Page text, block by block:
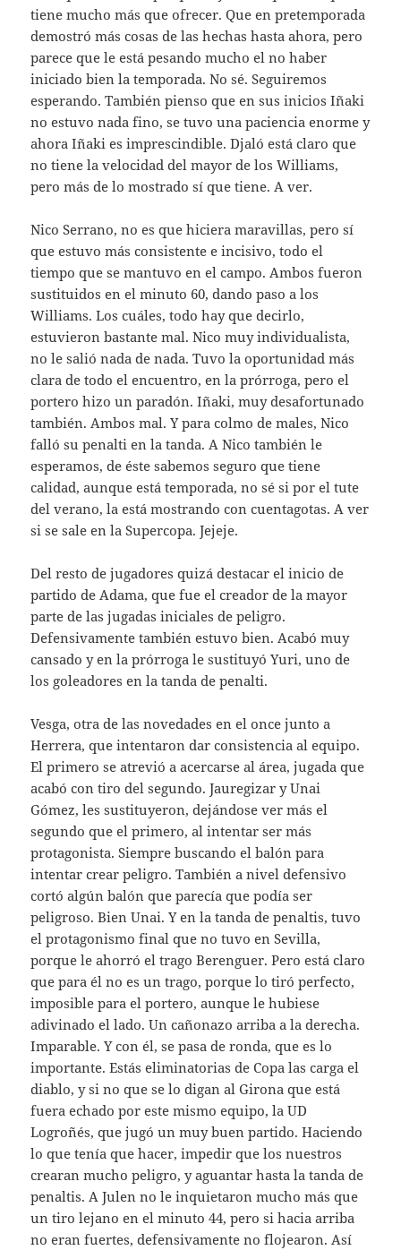
tiene mucho más que ofrecer. Que en pretemporada
demostró más cosas de las hechas hasta ahora, pero
parece que le está pesando mucho el no haber
iniciado bien la temporada. No sé. Seguiremos
esperando. También pienso que en sus inicios Iñaki
no estuvo nada fino, se tuvo una paciencia enorme y
ahora Iñaki es imprescindible. Djaló está claro que
no tiene la velocidad del mayor de los Williams,
pero más de lo mostrado sí que tiene. A ver.
Nico Serrano, no es que hiciera maravillas, pero sí
que estuvo más consistente e incisivo, todo el
tiempo que se mantuvo en el campo. Ambos fueron
sustituidos en el minuto 60, dando paso a los
Williams. Los cuáles, todo hay que decirlo,
estuvieron bastante mal. Nico muy individualista,
no le salió nada de nada. Tuvo la oportunidad más
clara de todo el encuentro, en la prórroga, pero el
portero hizo un paradón. Iñaki, muy desafortunado
también. Ambos mal. Y para colmo de males, Nico
falló su penalti en la tanda. A Nico también le
esperamos, de éste sabemos seguro que tiene
calidad, aunque está temporada, no sé si por el tute
del verano, la está mostrando con cuentagotas. A ver
si se sale en la Supercopa. Jejeje.
Del resto de jugadores quizá destacar el inicio de
partido de Adama, que fue el creador de la mayor
parte de las jugadas iniciales de peligro.
Defensivamente también estuvo bien. Acabó muy
cansado y en la prórroga le sustituyó Yuri, uno de
los goleadores en la tanda de penalti.
Vesga, otra de las novedades en el once junto a
Herrera, que intentaron dar consistencia al equipo.
El primero se atrevió a acercarse al área, jugada que
acabó con tiro del segundo. Jauregizar y Unai
Gómez, les sustituyeron, dejándose ver más el
segundo que el primero, al intentar ser más
protagonista. Siempre buscando el balón para
intentar crear peligro. También a nivel defensivo
cortó algún balón que parecía que podía ser
peligroso. Bien Unai. Y en la tanda de penaltis, tuvo
el protagonismo final que no tuvo en Sevilla,
porque le ahorró el trago Berenguer. Pero está claro
que para él no es un trago, porque lo tiró perfecto,
imposible para el portero, aunque le hubiese
adivinado el lado. Un cañonazo arriba a la derecha.
Imparable. Y con él, se pasa de ronda, que es lo
importante. Estás eliminatorias de Copa las carga el
diablo, y si no que se lo digan al Girona que está
fuera echado por este mismo equipo, la UD
Logroñés, que jugó un muy buen partido. Haciendo
lo que tenía que hacer, impedir que los nuestros
crearan mucho peligro, y aguantar hasta la tanda de
penaltis. A Julen no le inquietaron mucho más que
un tiro lejano en el minuto 44, pero si hacia arriba
no eran fuertes, defensivamente no flojearon. Así